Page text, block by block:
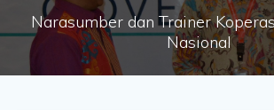
Narasumber dan Trainer
Nasional